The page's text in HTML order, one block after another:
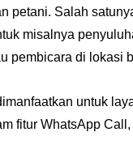
petani. Salah
misalnya
pembicara di lokasi
untuk
fitur WhatsApp